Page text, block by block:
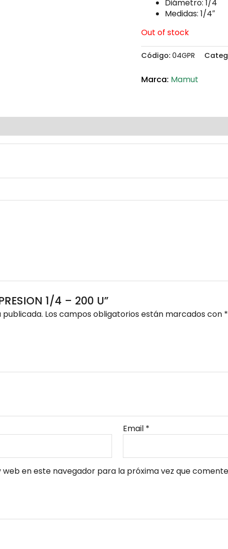
Diámetro: 1/4
Medidas: 1/4″
Out of stock
Código: 04GPR
Mamut
1/4 – 200 U”
Los campos obligatorios están marcados con *
Email *
en este navegador para la próxima vez que